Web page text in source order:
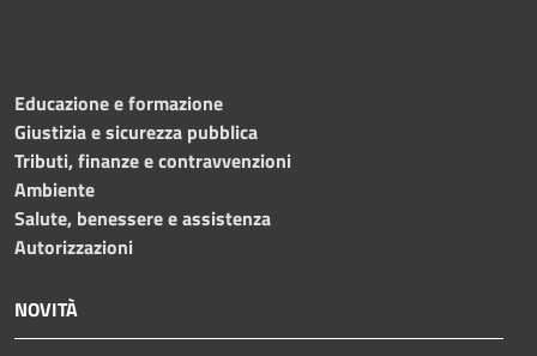
Educazione e formazione
Giustizia e sicurezza pubblica
Tributi, finanze e contravvenzioni
Ambiente
Salute, benessere e assistenza
Autorizzazioni
NOVITÀ